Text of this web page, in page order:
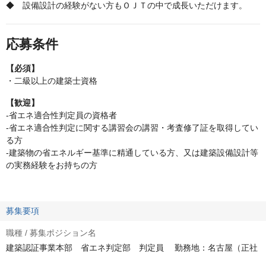
◆ 設備設計の経験がない方もＯＪＴの中で成長いただけます。
応募条件
【必須】
・二級以上の建築士資格
【歓迎】
-省エネ適合性判定員の資格者
-省エネ適合性判定に関する講習会の講習・考査修了証を取得してい
る方
-建築物の省エネルギー基準に精通している方、又は建築設備設計等
の実務経験をお持ちの方
募集要項
職種 / 募集ポジション名
建築認証事業本部 省エネ判定部 判定員 勤務地：名古屋（正社